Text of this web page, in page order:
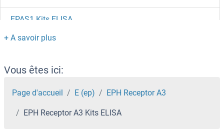
EPAS1 Kits ELISA
EOMES Kits ELISA
Envoplakin Kits ELISA
ENTPD6 Kits ELISA
ENTPD5 Kits ELISA
Vous êtes ici:
Page d'accueil E (ep) EPH Receptor A3
EPH Receptor A3 Kits ELISA